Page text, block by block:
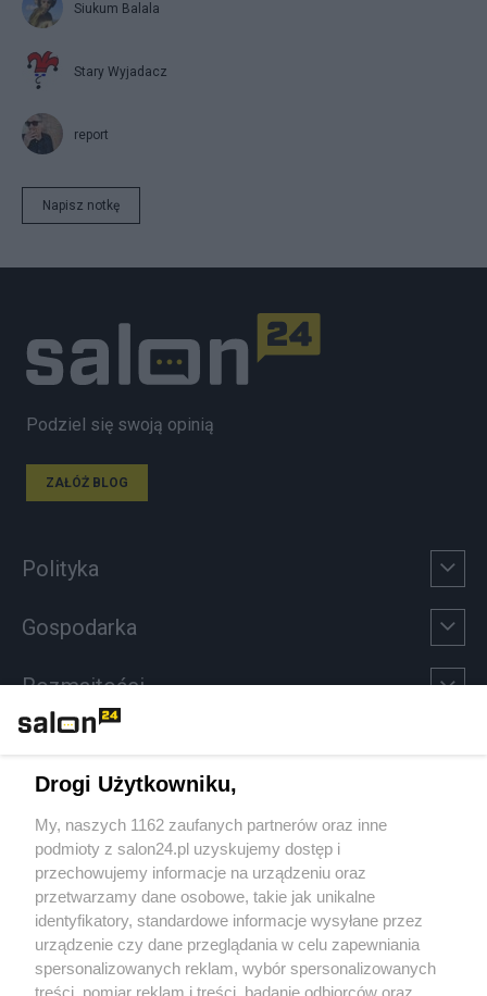
Siukum Balala
Stary Wyjadacz
report
Napisz notkę
Podziel się swoją opinią
ZAŁÓŻ BLOG
Polityka
Gospodarka
Rozmaitości
Sport
Społeczeństwo
Kultura
Drogi Użytkowniku,
My, naszych 1162 zaufanych partnerów oraz inne
podmioty z salon24.pl uzyskujemy dostęp i
przechowujemy informacje na urządzeniu oraz
przetwarzamy dane osobowe, takie jak unikalne
identyfikatory, standardowe informacje wysyłane przez
urządzenie czy dane przeglądania w celu zapewniania
spersonalizowanych reklam, wybór spersonalizowanych
treści, pomiar reklam i treści, badanie odbiorców oraz